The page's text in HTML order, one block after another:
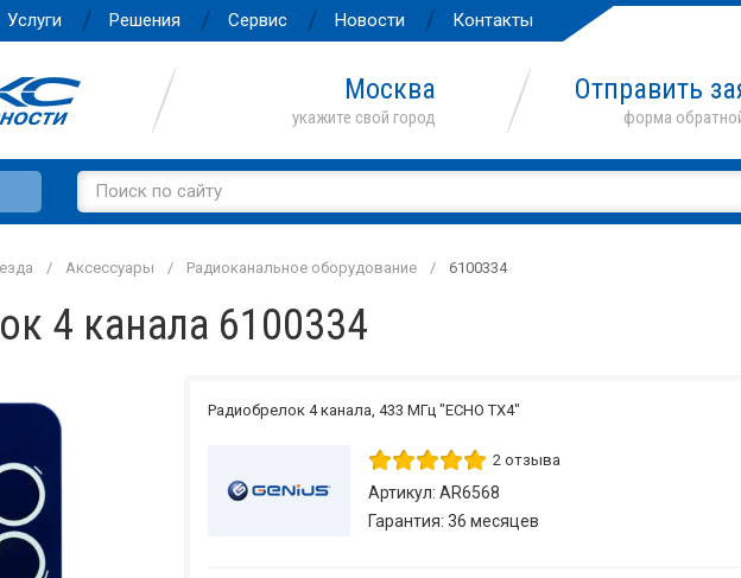
Услуги Решения Сервис Новости Контакты
Москва Отправить
Аксессуары Радиоканальное оборудование 6100334
4 канала 6100334
Радиобрелок 4 канала, 433 МГц "ECHO TX4"
2 отзыва
Артикул: AR6568
Гарантия: 36 месяцев